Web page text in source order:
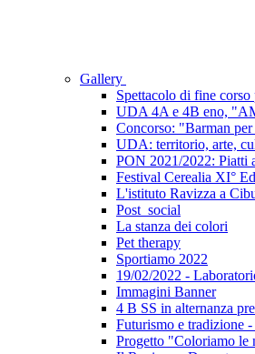
Gallery
Spettacolo di fine
UDA 4A e 4B eno,
Concorso: "Barman
UDA: territorio, arte,
PON 2021/2022: Piatti
Festival Cerealia XI°
L'istituto Ravizza a
Post_social
La stanza dei colori
Pet therapy
Sportiamo 2022
19/02/2022 -
Immagini Banner
4 B SS in alternanza
Futurismo e tradizione
Progetto "Coloriamo le